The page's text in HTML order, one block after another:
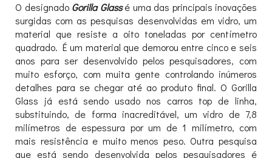
O designado Gorilla Glassé uma das principais inovações
surgidas com as pesquisas desenvolvidas em vidro, um
material que resiste a oito toneladas por centímetro
quadrado. É um material que demorou entre cinco e seis
anos para ser desenvolvido pelos pesquisadores, com
muito esforço, com muita gente controlando inúmeros
detalhes para se chegar até ao produto final. O Gorilla
Glass já está sendo usado nos carros top de linha,
substituindo, de forma inacreditável, um vidro de 7,8
milímetros de espessura por um de 1 milímetro, com
mais resistência e muito menos peso. Outra pesquisa
que está sendo desenvolvida pelos pesquisadores é